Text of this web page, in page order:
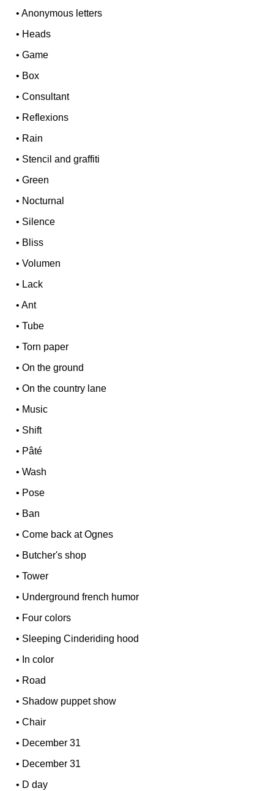
•Anonymous letters
• Heads
•Game
• Box
•Consultant
• Reflexions
• Rain
• Stencil and graffiti
•Green
• Nocturnal
• Silence
• Bliss
•Volumen
• Lack
•Ant
•Tube
•Torn paper
•On the ground
•On the country lane
• Music
• Shift
• Pâté
•Wash
• Pose
• Ban
•Come back at Ognes
• Butcher's shop
•Tower
• Underground french humor
• Four colors
• Sleeping Cinderiding hood
• In color
• Road
• Shadow puppet show
•Chair
• December 31
• December 31
• D day